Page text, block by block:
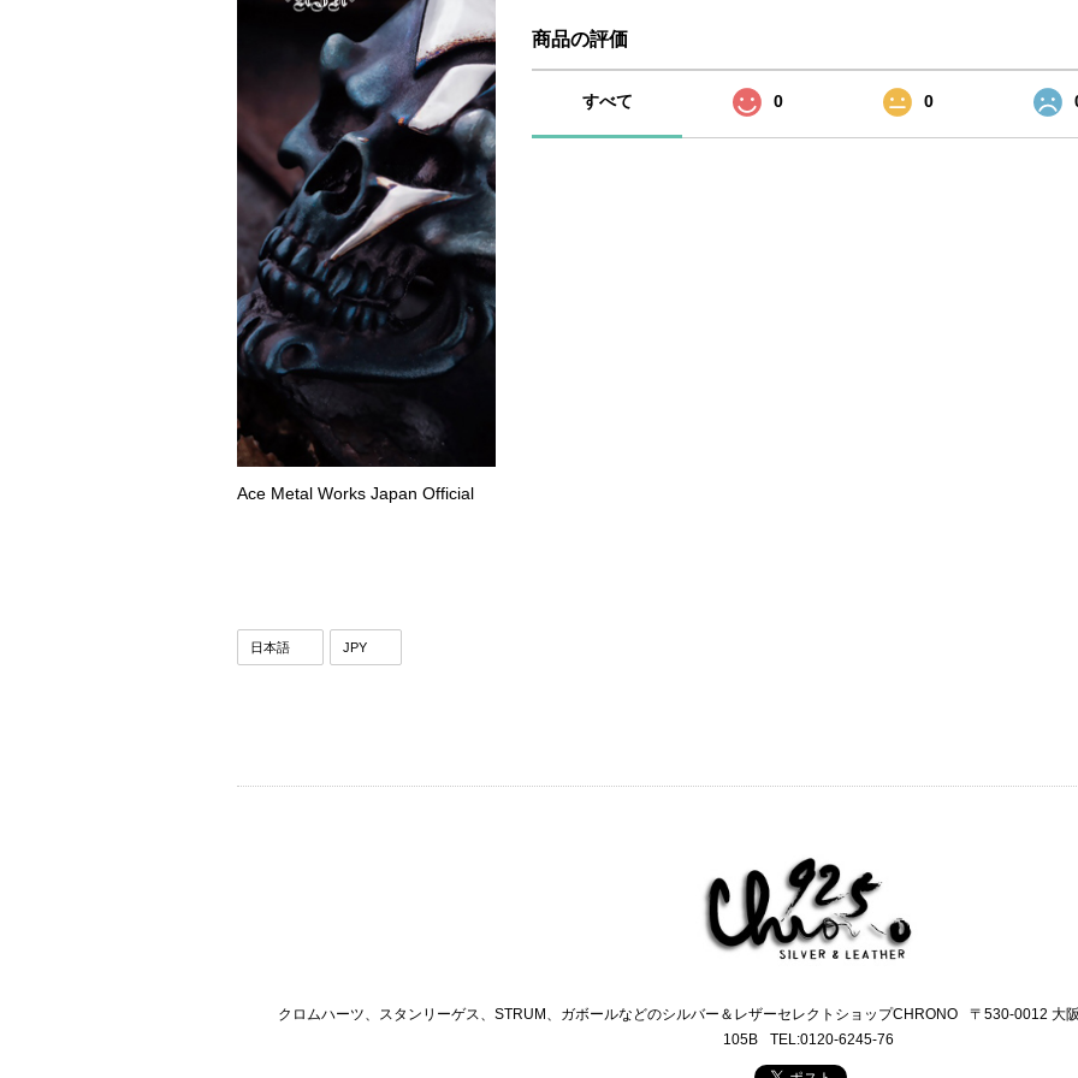
商品の評価
すべて 0 0
Ace Metal Works Japan Official
クロムハーツ、スタンリーゲス、STRUM、ガボールなどのシルバー＆レザーセレクトショップCHRONO
〒530-0012 大
105B
TEL:0120-6245-76